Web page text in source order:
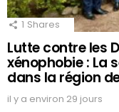
1 Shares
Lutte contre les
xénophobie : La
dans la région de
il y a environ 29 jours